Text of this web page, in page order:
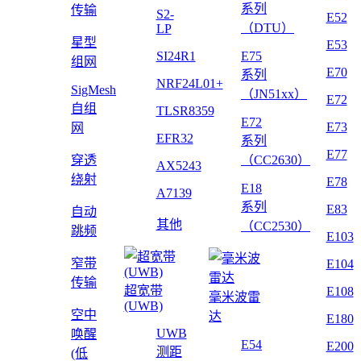
传输
星型
组网
SigMesh
自组
网
穿透
绕射
自动
跳频
窄带
传输
空中
唤醒
(低
S2-
LP
SI24R1
NRF24L01+
TLSR8359
EFR32
AX5243
A7139
其他
超宽带
(UWB)
UWB
测距
系列
（DTU）
E75
系列
（JN51xx）
E72
系列
（CC2630）
E18
系列
（CC2530）
毫米波雷
达
E54
E52
E53
E70
E72
E73
E77
E78
E83
E103
E104
E108
E180
E200